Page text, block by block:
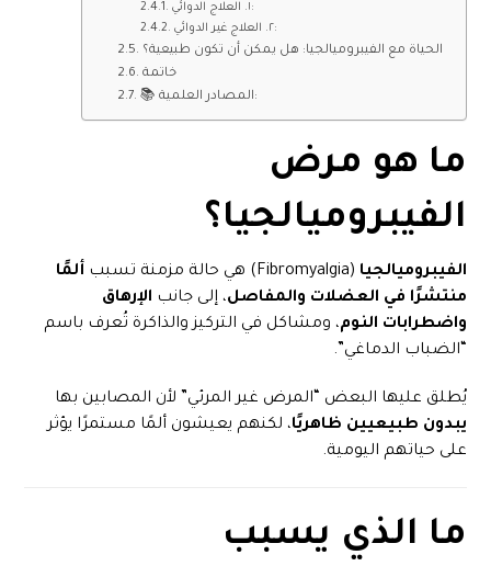
١. العلاج الدوائي:
٢. العلاج غير الدوائي:
الحياة مع الفيبروميالجيا: هل يمكن أن تكون طبيعية؟
خاتمة
📚 المصادر العلمية:
ما هو مرض
الفيبروميالجيا؟
الفيبروميالجيا (Fibromyalgia) هي حالة مزمنة تسبب
ألمًا
منتشرًا في العضلات والمفاصل، إلى جانب الإرهاق
واضطرابات النوم، ومشاكل في التركيز والذاكرة تُعرف باسم
“الضباب الدماغي”.
يُطلق عليها البعض “المرض غير المرئي” لأن المصابين بها
يبدون طبيعيين ظاهريًا، لكنهم يعيشون ألمًا مستمرًا يؤثر
على حياتهم اليومية.
ما الذي يسبب